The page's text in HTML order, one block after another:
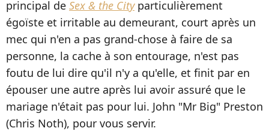
principal de Sex & the Cityparticulièrement
égoïste et irritable au demeurant, court après un
mec qui n'en a pas grand-chose à faire de sa
personne, la cache à son entourage, n'est pas
foutu de lui dire qu'il n'y a qu'elle, et finit par en
épouser une autre après lui avoir assuré que le
mariage n'était pas pour lui. John "Mr Big" Preston
(Chris Noth), pour vous servir.